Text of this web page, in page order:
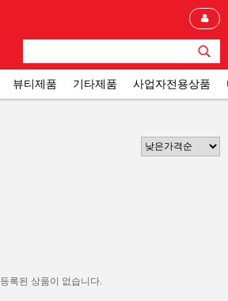
뷰티제품 기타제품 사업자전용상품
등록된 상품이 없습니다.